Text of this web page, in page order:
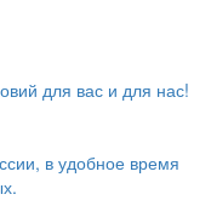
для вас и для нас!
в удобное время